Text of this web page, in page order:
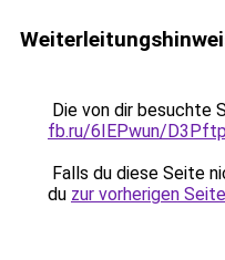
Die von dir besuchte
fb.ru/6IEPwun/
Falls du diese Seite
du zur vorherigen